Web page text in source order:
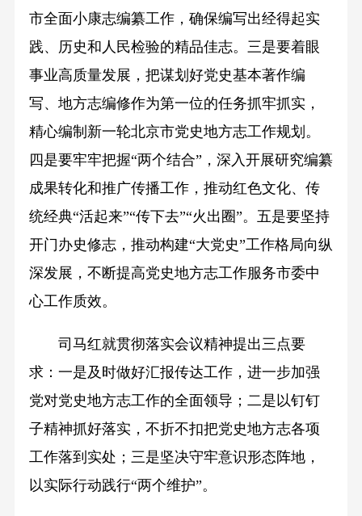
市全面小康志编纂工作，确保编写出经得起实
践、历史和人民检验的精品佳志。三是要着眼
事业高质量发展，把谋划好党史基本著作编
写、地方志编修作为第一位的任务抓牢抓实，
精心编制新一轮北京市党史地方志工作规划。
四是要牢牢把握“两个结合”，深入开展研究编纂
成果转化和推广传播工作，推动红色文化、传
统经典“活起来”“传下去”“火出圈”。五是要坚持
开门办史修志，推动构建“大党史”工作格局向纵
深发展，不断提高党史地方志工作服务市委中
心工作质效。
司马红就贯彻落实会议精神提出三点要
求：一是及时做好汇报传达工作，进一步加强
党对党史地方志工作的全面领导；二是以钉钉
子精神抓好落实，不折不扣把党史地方志各项
工作落到实处；三是坚决守牢意识形态阵地，
以实际行动践行“两个维护”。